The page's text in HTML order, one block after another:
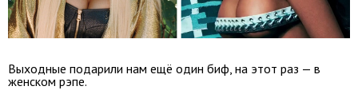
Выходные подарили нам ещё один биф, на этот раз — в
женском рэпе.